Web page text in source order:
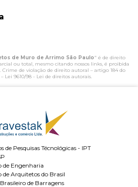
de Muro de Arrimo São Paulo" é de direito
ou total, mesmo citando nossos links, é proibida
de violação de direito autoral – artigo 184 do
Lei 9610/98 - Lei de direitos autorais.
de Pesquisas Técnológicas - IPT
de Engenharia
de Arquitetos do Brasil
Brasileiro de Barragens